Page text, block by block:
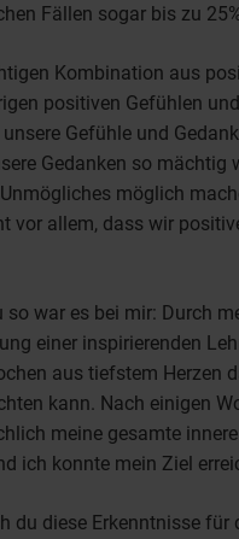
Fällen sogar bis zu
Kombination aus
positiven Gefühlen
unsere Gefühle und
Gedanken so mächtig
möglich
vor allem, dass wir
so war es bei mir: Durch
einer inspirierenden
aus tiefstem Herzen
kann. Nach einigen
meine gesamte
ich konnte mein Ziel
du diese Erkenntnisse für